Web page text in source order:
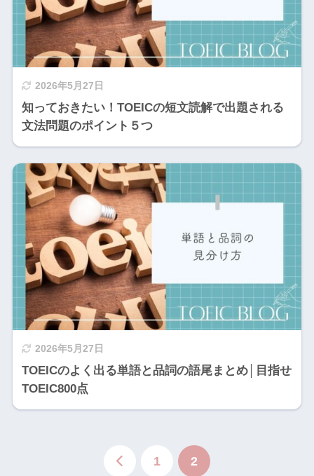
2026年5月27日
知っておきたい！TOEICの短文読解で出題される
文法問題のポイント５つ
2026年5月27日
TOEICのよく出る単語と品詞の語尾まとめ│目指せ
TOEIC800点
1 2